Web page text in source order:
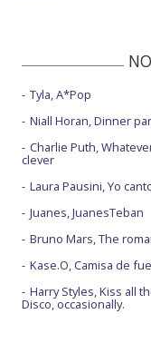
Tyla, A*Pop
Niall Horan, Dinner
Charlie Puth,
clever
Laura Pausini, Yo
Juanes, JuanesTeban
Bruno Mars, The
Kase.O, Camisa de
Harry Styles, Kiss all
Disco, occasionally.